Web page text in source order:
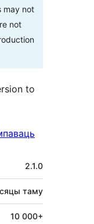
may not
not
to
2.1.0
таму
10 000+